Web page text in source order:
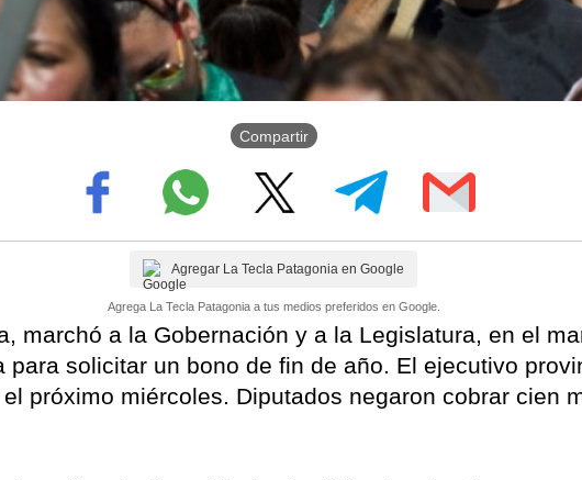
Compartir
Agregar La Tecla Patagonia en Google
Agrega La Tecla Patagonia a tus medios preferidos en Google.
marchó a la Gobernación y a la Legislatura, en el
para solicitar un bono de fin de año. El ejecutivo
próximo miércoles. Diputados negaron cobrar cien